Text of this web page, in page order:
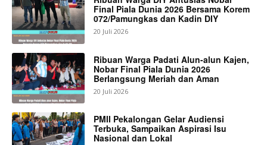
Final Piala Dunia 2026 Bersama Korem
072/Pamungkas dan Kadin DIY
20 Juli 2026
Ribuan Warga Padati Alun-alun Kajen,
Nobar Final Piala Dunia 2026
Berlangsung Meriah dan Aman
20 Juli 2026
PMII Pekalongan Gelar Audiensi
Terbuka, Sampaikan Aspirasi Isu
Nasional dan Lokal